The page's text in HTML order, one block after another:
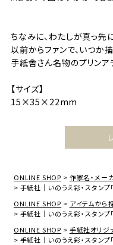
ちなみに、わたしが真っ先
以前からファンで、いつか
手紙舎さん名物のプリン
【サイズ】
15×35×22mm
ONLINE SHOP 作家名・メー
手紙社｜いのうえ彩・スタンプ
ONLINE SHOP
アイテムから
手紙社｜いのうえ彩・スタンプ
ONLINE SHOP
手紙社オリジ
手紙社｜いのうえ彩・スタンプ